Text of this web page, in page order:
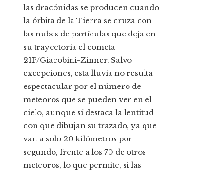
las dracónidas se producen cuando
la órbita de la Tierra se cruza con
las nubes de partículas que deja en
su trayectoria el cometa
21P/Giacobini-Zinner. Salvo
excepciones, esta lluvia no resulta
espectacular por el número de
meteoros que se pueden ver en el
cielo, aunque sí destaca la lentitud
con que dibujan su trazado, ya que
van a solo 20 kilómetros por
segundo, frente a los 70 de otros
meteoros, lo que permite, si las